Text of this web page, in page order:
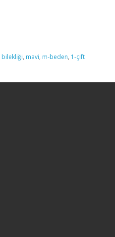
bilekliği, mavi, m-beden, 1-çift